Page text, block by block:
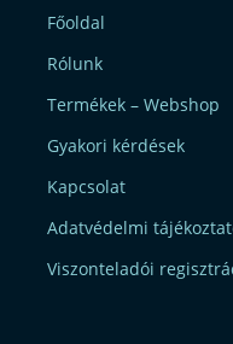
Főoldal
Rólunk
Termékek – Webshop
Gyakori kérdések
Kapcsolat
Adatvédelmi
Viszonteladói